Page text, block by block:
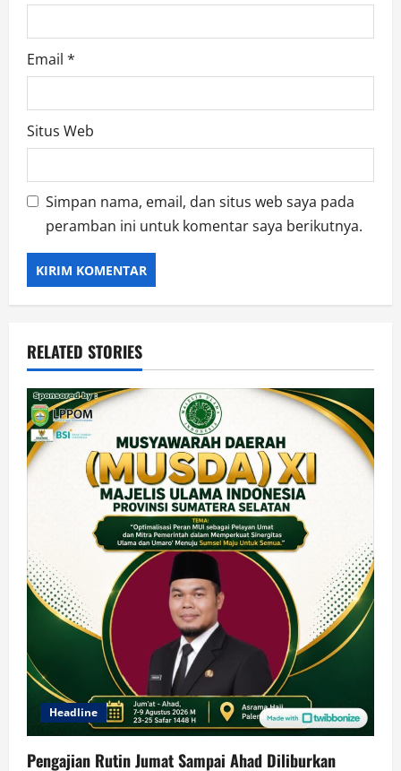
Email *
Situs Web
Simpan nama, email, dan situs web saya pada
peramban ini untuk komentar saya berikutnya.
RELATED STORIES
Headline
Pengajian Rutin Jumat Sampai Ahad Diliburkan